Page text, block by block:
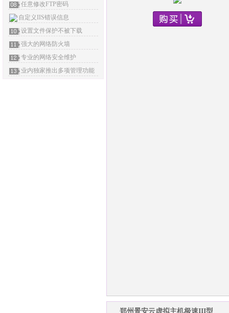
任意修改FTP密码
自定义IIS错误信息
设置文件保护不被下载
强大的网络防火墙
专业的网络安全维护
业内独家推出多项管理功能
郑州景安云虚拟主机极速III型